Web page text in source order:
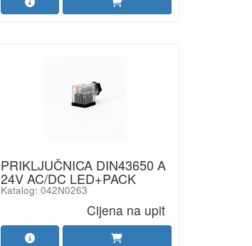
PRIKLJUČNICA DIN43650 A
24V AC/DC LED+PACK
Katalog: 042N0263
Cijena na upit